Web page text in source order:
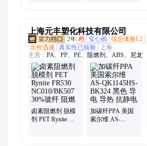
上海元丰塑化科技有限公司
2年 档 安心购 综合体验L2
出价迅速
真实性已核验
上海
主营： PA、PP、PE、阻燃剂、ABS、尼龙
卤素阻燃剂 脱模
剂 PET Rynite
加碳纤PPA 美国
索尔维 AS-